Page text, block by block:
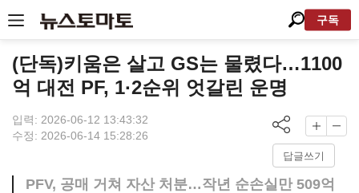
구독
(단독)키움은 살고 GS는 물렸다…1100
억 대전 PF, 1·2순위 엇갈린 운명
입력: 2026-06-12 13:43:32
수정: 2026-06-14 15:28:26
답글쓰기
PFV, 공매 거쳐 자산 처분…작년 순손실만 509억